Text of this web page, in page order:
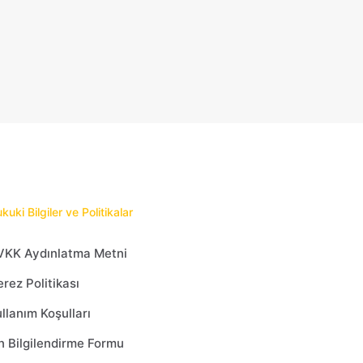
Bilgiler ve Politikalar
Aydınlatma Metni
Politikası
Koşulları
Bilgilendirme Formu